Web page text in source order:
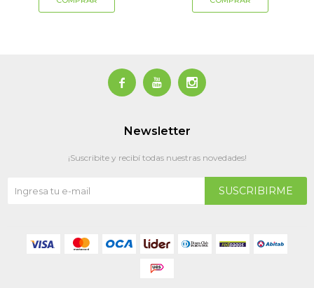
  
Newsletter
¡Suscribite y recibí todas nuestras novedades!
SUSCRIBIRME